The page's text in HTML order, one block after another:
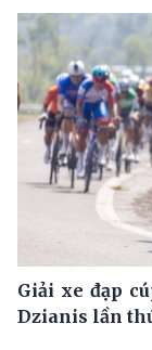
Giải xe đạp
Dzianis lần